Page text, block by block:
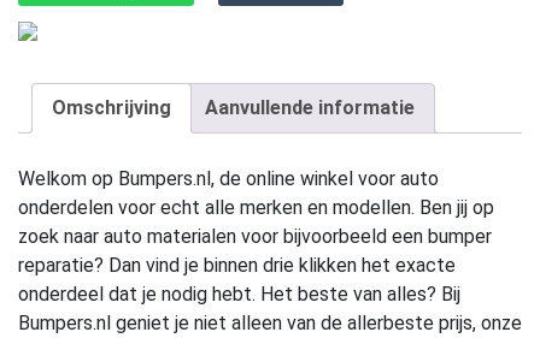
Omschrijving Aanvullende informatie
Welkom op Bumpers.nl, de online winkel voor auto
onderdelen voor echt alle merken en modellen. Ben jij op
zoek naar auto materialen voor bijvoorbeeld een bumper
reparatie? Dan vind je binnen drie klikken het exacte
onderdeel dat je nodig hebt. Het beste van alles? Bij
Bumpers.nl geniet je niet alleen van de allerbeste prijs, onze